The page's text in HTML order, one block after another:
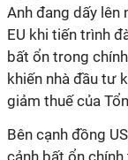
Anh đang dấy lên
EU khi tiến trình
bất ổn trong
khiến nhà đầu tư
giảm thuế của
Bên cạnh đồng
cảnh bất ổn